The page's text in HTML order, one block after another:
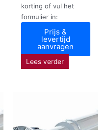
korting of vul het
formulier in:
Prijs &
levertijd
aanvragen
Lees verder